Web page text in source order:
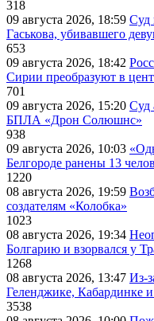
318
09 августа 2026, 18:59 Суд
Гаськова, убивавшего
653
09 августа 2026, 18:42
Сирии преобразуют в
701
09 августа 2026, 15:20 Суд
БПЛА «Дрон Солюшнс»
938
09 августа 2026, 10:03
Белгороде ранены 13
1220
08 августа 2026, 19:59
создателям «Колобка»
1023
08 августа 2026, 19:34
Болгарию и взорвался у
1268
08 августа 2026, 13:47 Из-
Геленджике, Кабардинке
3538